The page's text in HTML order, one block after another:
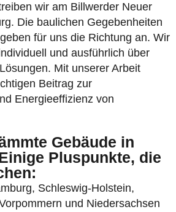
wir am Billwerder Neuer
Die baulichen Gegebenheiten
für uns die Richtung an. Wir
und ausführlich über
Mit unserer Arbeit
Beitrag zur
Energieeffizienz von
Gebäude in
Pluspunkte, die
Schleswig-Holstein,
und Niedersachsen